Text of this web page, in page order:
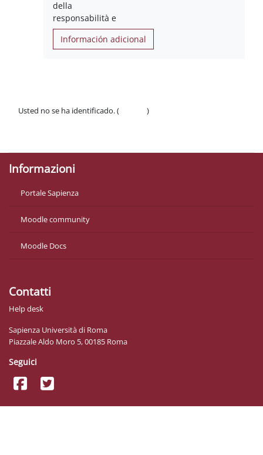
della
responsabilità e
Información adicional
Usted no se ha identificado. (
)
Informazioni
Portale Sapienza
Moodle community
Moodle Docs
Contatti
Help desk
Sapienza Università di Roma
Piazzale Aldo Moro 5, 00185 Roma
Seguici